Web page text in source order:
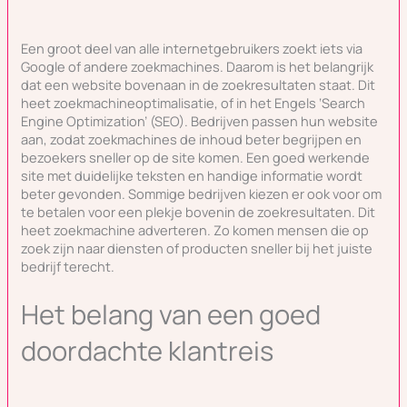
Een groot deel van alle internetgebruikers zoekt iets via
Google of andere zoekmachines. Daarom is het belangrijk
dat een website bovenaan in de zoekresultaten staat. Dit
heet zoekmachineoptimalisatie, of in het Engels ‘Search
Engine Optimization’ (SEO). Bedrijven passen hun website
aan, zodat zoekmachines de inhoud beter begrijpen en
bezoekers sneller op de site komen. Een goed werkende
site met duidelijke teksten en handige informatie wordt
beter gevonden. Sommige bedrijven kiezen er ook voor om
te betalen voor een plekje bovenin de zoekresultaten. Dit
heet zoekmachine adverteren. Zo komen mensen die op
zoek zijn naar diensten of producten sneller bij het juiste
bedrijf terecht.
Het belang van een goed
doordachte klantreis